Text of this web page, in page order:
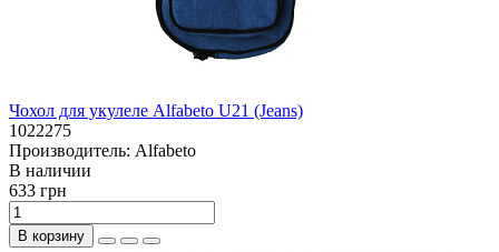
Чохол для укулеле Alfabeto U21 (Jeans)
1022275
Производитель: Alfabeto
В наличии
633 грн
В корзину